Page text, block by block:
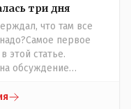
три дня
что там все
первое
этой статье.
обсуждение
пишет, что